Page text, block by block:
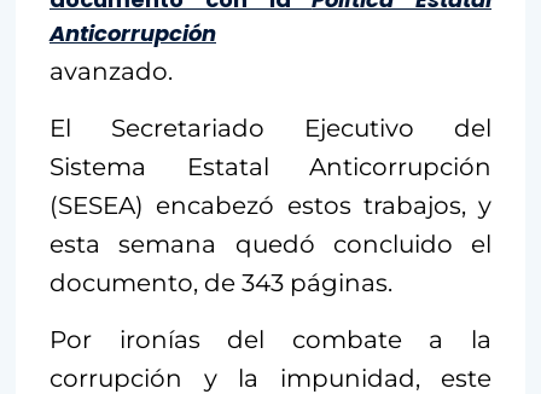
Anticorrupción
avanzado.
El Secretariado Ejecutivo del
Sistema Estatal Anticorrupción
(SESEA) encabezó estos trabajos, y
esta semana quedó concluido el
documento, de 343 páginas.
Por ironías del combate a la
corrupción y la impunidad, este